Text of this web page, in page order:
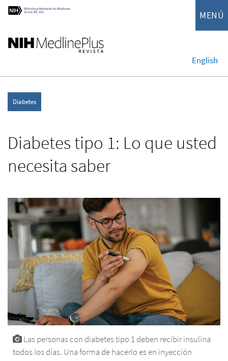
MENÚ
English
Diabetes
Diabetes tipo 1: Lo que usted
necesita saber
Las personas con diabetes tipo 1 deben recibir insulina
todos los días. Una forma de hacerlo es en inyección